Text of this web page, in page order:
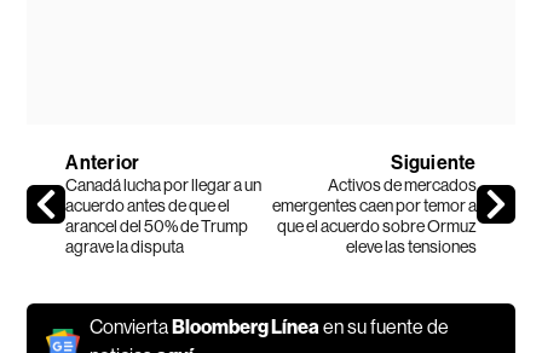
Anterior
Canadá lucha por llegar a un
acuerdo antes de que el
arancel del 50% de Trump
agrave la disputa
Siguiente
Activos de mercados
emergentes caen por temor a
que el acuerdo sobre Ormuz
eleve las tensiones
Convierta Bloomberg Líneaen su fuente de